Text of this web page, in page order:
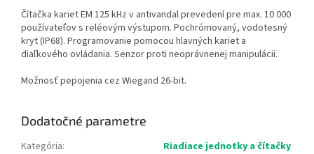
Čítačka kariet EM 125 kHz v antivandal prevedení pre max. 10 000
používateľov s reléovým výstupom. Pochrómovaný, vodotesný
kryt (IP68). Programovanie pomocou hlavných kariet a
diaľkového ovládania. Senzor proti neoprávnenej manipulácii.
Možnosť pepojenia cez Wiegand 26-bit.
Dodatočné parametre
Kategória:
Riadiace jednotky a čítačky